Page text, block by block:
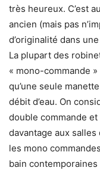
très heureux. C’est
ancien (mais pas
d’originalité dans
La plupart des
« mono-commande »
qu’une seule
débit d’eau. On
double commande et
davantage aux
les mono
bain